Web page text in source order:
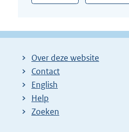
Over deze website
Contact
English
Help
Zoeken